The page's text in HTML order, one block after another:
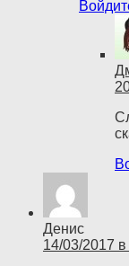
Денис
14/03/2017 в